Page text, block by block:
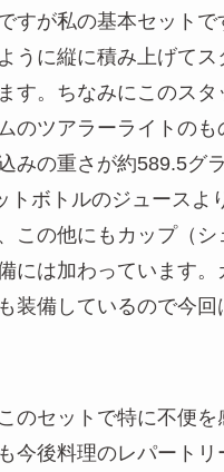
すが私の基本セットで
うに縦に積み上げてス
す。ちなみにこのスタ
のツアラーライトのも
みの重さが約589.5グ
トボトルのジュースよ
この他にもカップ（シ
には加わっています。
装備しているので今回
のセットで特に不便を
今後料理のレパート